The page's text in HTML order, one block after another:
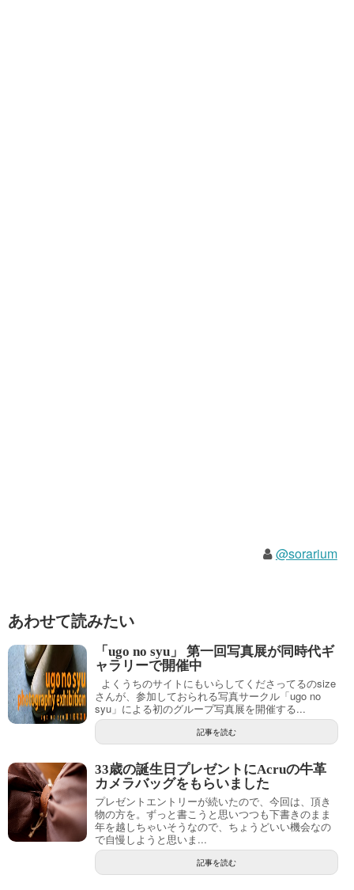
@sorarium
あわせて読みたい
「ugo no syu」 第一回写真展が同時代ギ
ャラリーで開催中
よくうちのサイトにもいらしてくださってるのsize
さんが、参加しておられる写真サークル「ugo no
syu」による初のグループ写真展を開催する...
記事を読む
33歳の誕生日プレゼントにAcruの牛革
カメラバッグをもらいました
プレゼントエントリーが続いたので、今回は、頂き
物の方を。ずっと書こうと思いつつも下書きのまま
年を越しちゃいそうなので、ちょうどいい機会なの
で自慢しようと思いま...
記事を読む